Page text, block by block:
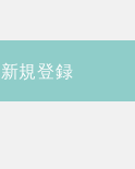
新規登録